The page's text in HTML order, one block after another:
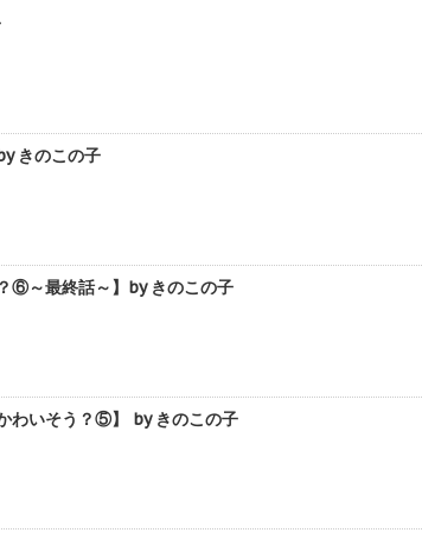
きのこの子
⑥～最終話～】by きのこの子
わいそう？⑤】 by きのこの子